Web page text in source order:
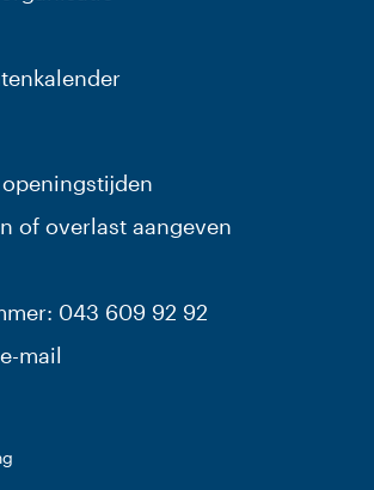
of overlast aangeven
043 609 92 92
mail